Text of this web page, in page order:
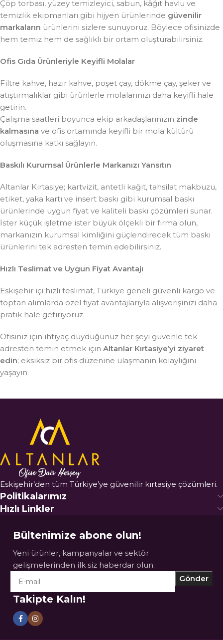
Çöp torbası, yüzey temizleyici, sabun, kâğıt havlu ve
temizlik ekipmanları gibi hijyen ürünlerinde güvenilir
markaların ürünlerini sizlere sunuyoruz. Böylece ofisinizde
hem temiz hem de sağlıklı bir ortam oluşturabilirsiniz.
Ofis Gıda Ürünleriyle Keyifli Molalar
Filtre kahve, hazır kahve, poşet çay, dökme çay, şeker ve
atıştırmalıklar gibi ürünlerle molalarınızı daha keyifli hale
getirin.
Çalışma saatleri boyunca ekip arkadaşlarınızın zinde
kalmasına ve ofis ortamında keyifli bir mola kültürü
oluşmasına katkı sağlayın.
Baskılı Kurumsal Ürünlerle Markanızı Yansıtın
Altanlar Kırtasiye; kartvizit, antetli kağıt, tahsilat makbuzu,
etiket, yaka kartı ve insert baskı gibi kurumsal baskı
ürünlerinde uygun fiyat ve kaliteli baskı çözümleri sunar.
İster küçük işletme ister büyük ölçekli bir firma olun,
markanızın kurumsal kimliğini güçlendirecek tüm baskı
ürünlerini tek adresten temin edebilirsiniz.
Hızlı Teslimat ve Uygun Fiyat Avantajı
Eskişehir içi hızlı teslimat, Türkiye geneli güvenli kargo ve
toptan alımlarda özel fiyat avantajlarıyla alışverişinizi daha
pratik hale getiriyoruz.
Ofisiniz için ihtiyaç duyduğunuz her şeyi güvenle tek
adresten temin etmek için Altanlar Kırtasiye’yi ziyaret
edin; eksiksiz bir ofis düzenine ulaşmanın kolaylığını
yaşayın.
Eskişehir’den tüm Türkiye’ye güvenilir kırtasiye çözümleri.
Politikalarımız
Hızlı Linkler
Bültenimize abone olun!
Yeni ürünler, kampanyalar ve sektör
gelişmelerinden ilk siz haberdar olun.
Takipte Kalın!